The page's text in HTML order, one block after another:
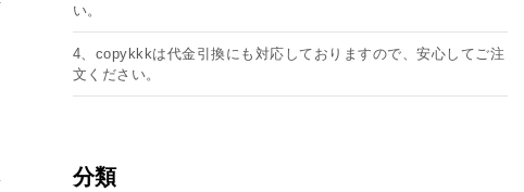
い。
4、copykkkは代金引換にも対応しておりますので、安心してご注
文ください。
分類